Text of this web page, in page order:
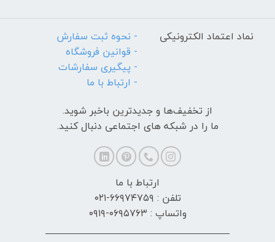
نماد اعتماد الکترونیکی
- نحوه ثبت سفارش
- قوانین فروشگاه
- پیگیری سفارشات
- ارتباط با ما
از تخفیف‌ها و جدیدترین‌ باخبر شوید.
ما را در شبکه های اجتماعی دنبال کنید.
ارتباط با ما
تلفن : ۶۶۹۷۴۷۵۹-۰۲۱
واتساپ : ۰۶۹۵۷۶۳-۰۹۱۹